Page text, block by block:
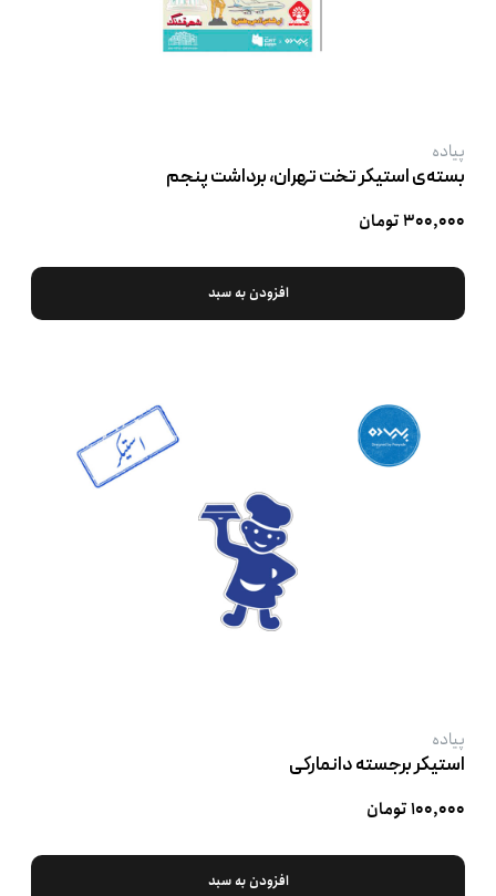
پیاده
بسته‌ی استیکر تخت تهران، برداشت پنجم
۳۰۰,۰۰۰ تومان
افزودن به سبد
پیاده
استیکر برجسته دانمارکی
۱۰۰,۰۰۰ تومان
افزودن به سبد